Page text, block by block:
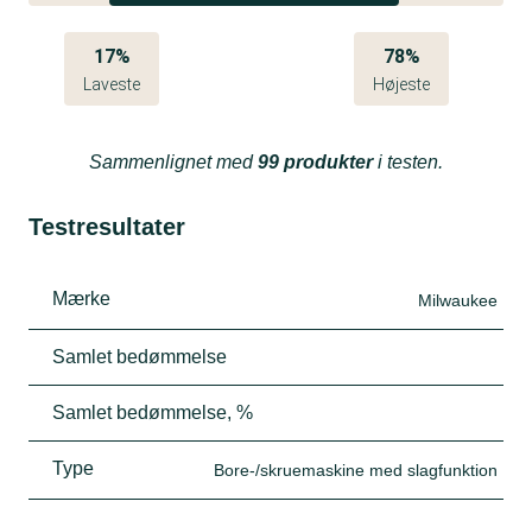
17%
Laveste
78%
Højeste
Sammenlignet med99 produkteri testen.
Testresultater
Mærke Milwaukee
Samlet bedømmelse
Samlet bedømmelse, %
Type Bore-/skruemaskine med slagfunktion